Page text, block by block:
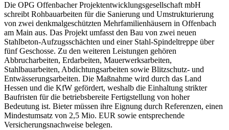
Die OPG Offenbacher Projektentwicklungsgesellschaft mbH
schreibt Rohbauarbeiten für die Sanierung und Umstrukturierung
von zwei denkmalgeschützten Mehrfamilienhäusern in Offenbach
am Main aus. Das Projekt umfasst den Bau von zwei neuen
Stahlbeton-Aufzugsschächten und einer Stahl-Spindeltreppe über
fünf Geschosse. Zu den weiteren Leistungen gehören
Abbrucharbeiten, Erdarbeiten, Mauerwerksarbeiten,
Stahlbauarbeiten, Abdichtungsarbeiten sowie Blitzschutz- und
Entwässerungsarbeiten. Die Maßnahme wird durch das Land
Hessen und die KfW gefördert, weshalb die Einhaltung strikter
Baufristen für die betriebsbereite Fertigstellung von hoher
Bedeutung ist. Bieter müssen ihre Eignung durch Referenzen, einen
Mindestumsatz von 2,5 Mio. EUR sowie entsprechende
Versicherungsnachweise belegen.